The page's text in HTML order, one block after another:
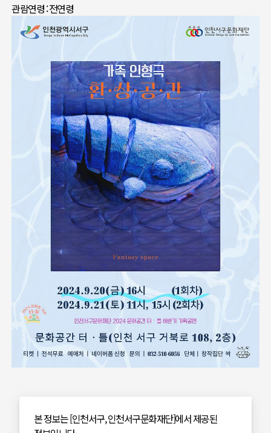
관람연령 : 전연령
본 정보는 [인천서구, 인천서구문화재단]에서 제공된